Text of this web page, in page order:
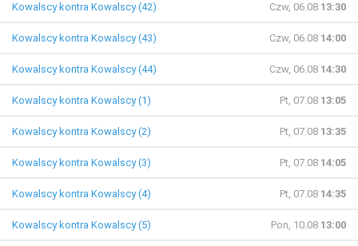
Kowalscy kontra Kowalscy (42) Czw, 06.08 13:30
Kowalscy kontra Kowalscy (43) Czw, 06.08 14:00
Kowalscy kontra Kowalscy (44) Czw, 06.08 14:30
Kowalscy kontra Kowalscy (1) Pt, 07.08 13:05
Kowalscy kontra Kowalscy (2) Pt, 07.08 13:35
Kowalscy kontra Kowalscy (3) Pt, 07.08 14:05
Kowalscy kontra Kowalscy (4) Pt, 07.08 14:35
Kowalscy kontra Kowalscy (5) Pon, 10.08 13:00